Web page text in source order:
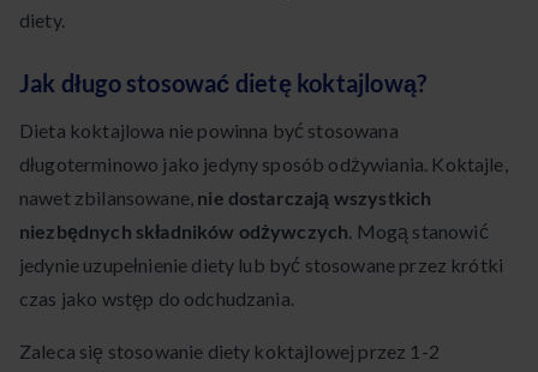
diety.
Jak długo stosować dietę koktajlową?
Dieta koktajlowa nie powinna być stosowana
długoterminowo jako jedyny sposób odżywiania. Koktajle,
nawet zbilansowane, nie dostarczają wszystkich
niezbędnych składników odżywczych. Mogą stanowić
jedynie uzupełnienie diety lub być stosowane przez krótki
czas jako wstęp do odchudzania.
Zaleca się stosowanie diety koktajlowej przez 1-2